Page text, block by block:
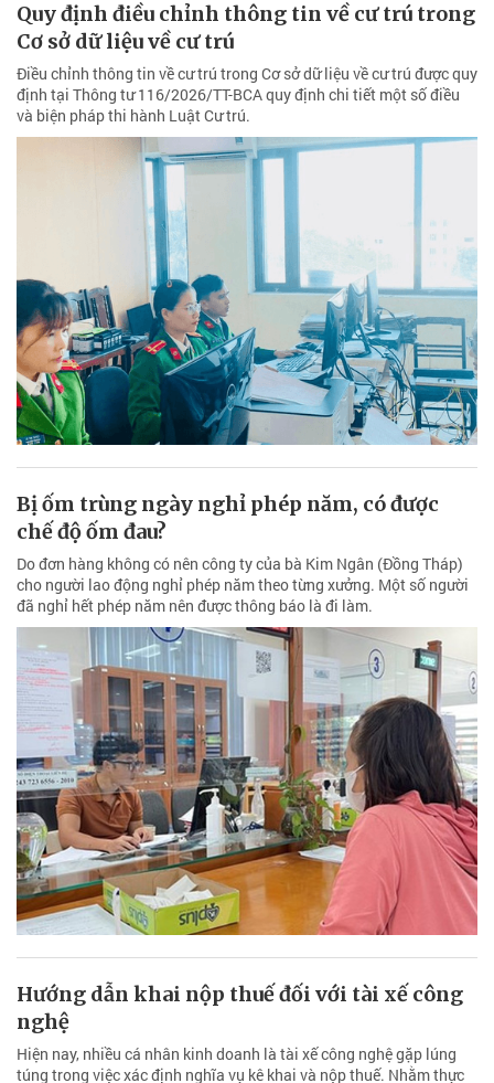
Quy định điều chỉnh thông tin về cư trú trong
Cơ sở dữ liệu về cư trú
Điều chỉnh thông tin về cư trú trong Cơ sở dữ liệu về cư trú được quy
định tại Thông tư 116/2026/TT-BCA quy định chi tiết một số điều
và biện pháp thi hành Luật Cư trú.
Bị ốm trùng ngày nghỉ phép năm, có được
chế độ ốm đau?
Do đơn hàng không có nên công ty của bà Kim Ngân (Đồng Tháp)
cho người lao động nghỉ phép năm theo từng xưởng. Một số người
đã nghỉ hết phép năm nên được thông báo là đi làm.
Hướng dẫn khai nộp thuế đối với tài xế công
nghệ
Hiện nay, nhiều cá nhân kinh doanh là tài xế công nghệ gặp lúng
túng trong việc xác định nghĩa vụ kê khai và nộp thuế. Nhằm thực